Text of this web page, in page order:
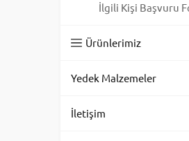
İlgili Kişi Başvuru
Ürünlerimiz
Yedek Malzemeler
İletişim